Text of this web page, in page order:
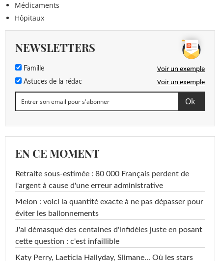
Médicaments
Hôpitaux
NEWSLETTERS
Famille Voir un exemple
Astuces de la rédac Voir un exemple
EN CE MOMENT
Retraite sous-estimée : 80 000 Français perdent de
l'argent à cause d'une erreur administrative
Melon : voici la quantité exacte à ne pas dépasser pour
éviter les ballonnements
J'ai démasqué des centaines d'infidèles juste en posant
cette question : c'est infaillible
Katy Perry, Laeticia Hallyday, Slimane... Où les stars